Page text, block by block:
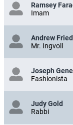
Ramsey
Imam
Andrew
Mr. Ingvoll
Joseph
Fashionista
Judy Gold
Rabbi